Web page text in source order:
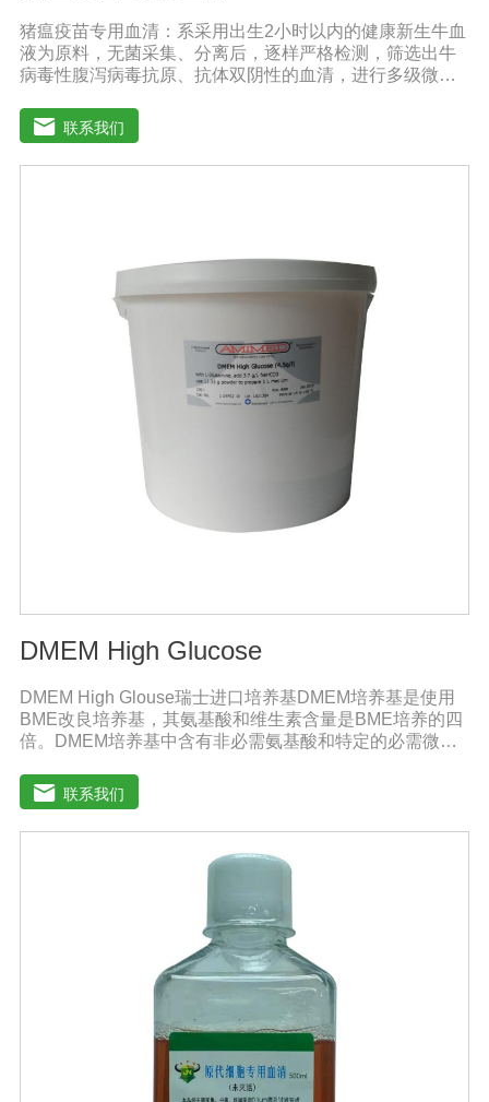
猪瘟疫苗专用血清：系采用出生2小时以内的健康新生牛血
液为原料，无菌采集、分离后，逐样严格检测，筛选出牛
病毒性腹泻病毒抗原、抗体双阴性的血清，进行多级微孔
毒和细菌， γ球蛋白含量低，血红蛋白含量低，内毒素小于
5EU/ml，具有良好的促进细胞增殖作用。适用于多种细胞
株的培养、扩增及单克隆抗体的制备和疫苗（尤其是猪瘟
温），可减少沉淀的产生使血清质量不会受到影响。
联系我们
DMEM High Glucose
DMEM High Glouse瑞士进口培养基DMEM培养基是使用
BME改良培养基，其氨基酸和维生素含量是BME培养的四
倍。DMEM培养基中含有非必需氨基酸和特定的必需微量
基葡萄糖的含量为1000 mg/L，高糖DMEM培养基葡萄糖的
含量为4500 mg/L。DMEM早期用来培养鼠胚胎细胞。如今
DMEM培养基广泛应用于普通和转化的鼠细胞和鸡细胞的
联系我们